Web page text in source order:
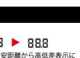
）に照準を合わせ
ンフラッグ方向に